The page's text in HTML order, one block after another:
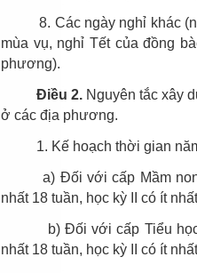
8. Các ngày nghỉ khác
mùa vụ, nghỉ Tết của đồng
phương).
Điều 2. Nguyên tắc xây
ở các địa phương.
1. Kế hoạch thời gian năm
a) Đối với cấp Mầm non,
nhất 18 tuần, học kỳ II có ít
b) Đối với cấp Tiểu học,
nhất 18 tuần, học kỳ II có ít